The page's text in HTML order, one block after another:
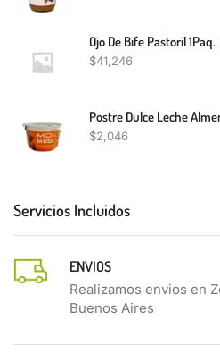
Ojo De Bife Pastoril 1Paq.
$41,246
Postre Dulce Leche
$2,046
Servicios Incluidos
ENVIOS
Realizamos envios en
Buenos Aires